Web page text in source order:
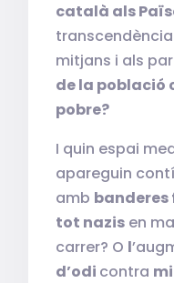
català als
mitjans i als
de la població
pobre?
I quin espai
apareguin
amb banderes
tot nazis en
carrer? O l
d’odi contra